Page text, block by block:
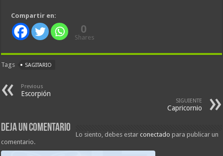
Compartir en:
0
Shares
Tags SAGITARIO
Previous
Escorpión
SIGUIENTE
Capricornio
Deja un comentario
Lo siento, debes estarconectado para publicar un
comentario.